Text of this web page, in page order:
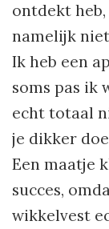
ontdekt
namelijk
Ik heb een
soms pas ik
echt totaal
je dikker
Een maatje
succes,
wikkelvest